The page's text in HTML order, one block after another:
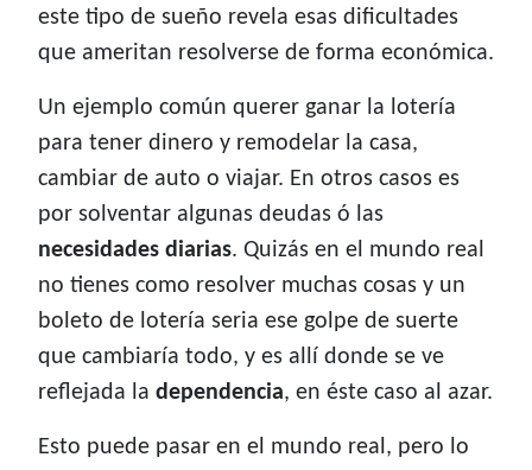
este tipo de sueño revela esas dificultades
que ameritan resolverse de forma económica.
Un ejemplo común querer ganar la lotería
para tener dinero y remodelar la casa,
cambiar de auto o viajar. En otros casos es
por solventar algunas deudas ó las
necesidades diarias. Quizás en el mundo real
no tienes como resolver muchas cosas y un
boleto de lotería seria ese golpe de suerte
que cambiaría todo, y es allí donde se ve
reflejada la dependencia, en éste caso al azar.
Esto puede pasar en el mundo real, pero lo